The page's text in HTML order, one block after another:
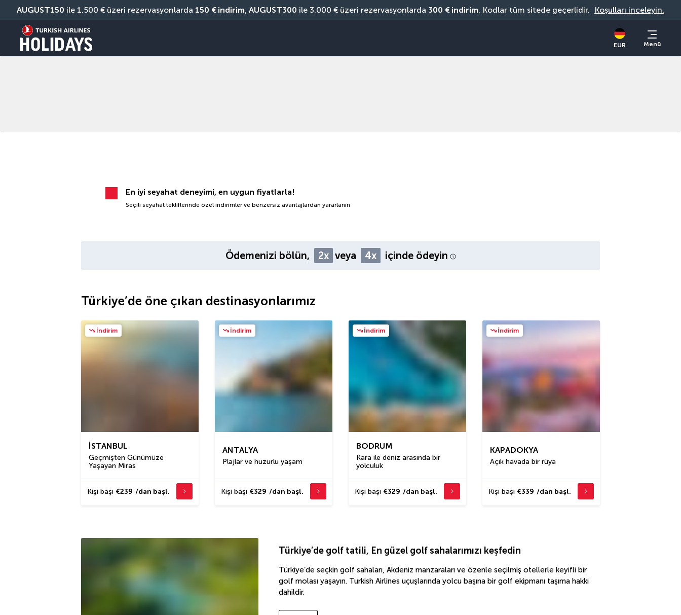
AUGUST150 ile 1.500 € üzeri rezervasyonlarda 150 € indirim, AUGUST300 ile 3.000 € üzeri rezervasyonlarda 300 € indirim. Kodlar tüm sitede geçerlidir. Koşulları inceleyin.
EUR Menü
En iyi seyahat deneyimi, en uygun fiyatlarla!
Seçili seyahat tekliflerinde özel indirimler ve benzersiz avantajlardan yararlanın
Ödemenizi bölün, 2x veya 4x içinde ödeyin
Türkiye’de öne çıkan destinasyonlarımız
İndirim
İSTANBUL
Geçmişten Günümüze
Yaşayan Miras
Kişi başı €239 /dan başl.
İndirim
ANTALYA
Plajlar ve huzurlu yaşam
Kişi başı €329 /dan başl.
İndirim
BODRUM
Kara ile deniz arasında bir
yolculuk
Kişi başı €329 /dan başl.
İndirim
KAPADOKYA
Açık havada bir rüya
Kişi başı €339 /dan başl.
Türkiye’de golf tatili, En güzel golf sahalarımızı keşfedin
Türkiye’de seçkin golf sahaları, Akdeniz manzaraları ve özenle seçilmiş otellerle keyifli bir
golf molası yaşayın. Turkish Airlines uçuşlarında yolcu başına bir golf ekipmanı taşıma hakkı
dahildir.